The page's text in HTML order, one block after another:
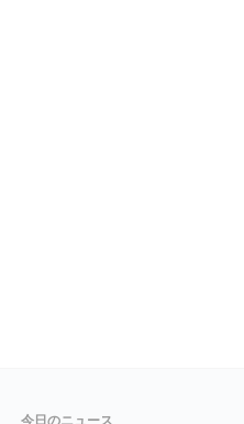
今日のニュース